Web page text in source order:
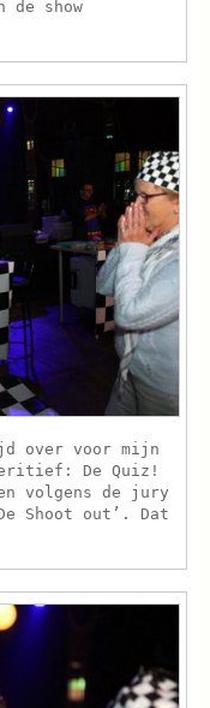
show
over voor mijn
De Quiz!
volgens de jury
Shoot out’. Dat